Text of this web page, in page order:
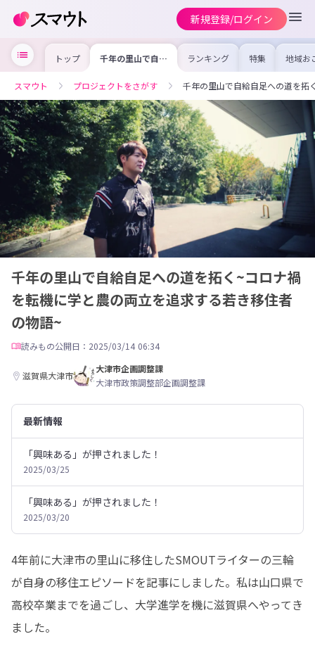
新規登録/ログイン
トップ 千年の里山で自給
自足への道を拓く
に学と農の両立を
追求する若き移住
者の物語~
ランキング 特集 地域お
の求
を集め
事内容
を比較
合った
スマウト プロジェクトをさがす 千年の里山で自給自足への道を拓
千年の里山で自給自足への道を拓く~コロナ禍
を転機に学と農の両立を追求する若き移住者
の物語~
読みもの公開日：2025/03/14 06:34
滋賀県大津市
大津市企画調整課
大津市政策調整部企画調整課
最新情報
「興味ある」が押されました！
2025/03/25
「興味ある」が押されました！
2025/03/20
4年前に大津市の里山に移住したSMOUTライターの三輪
が自身の移住エピソードを記事にしました。私は山口県で
高校卒業までを過ごし、大学進学を機に滋賀県へやってき
ました。